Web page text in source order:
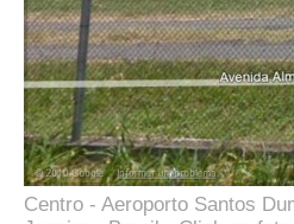
Centro - Aeroporto Santos